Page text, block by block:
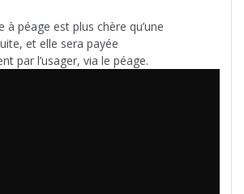
péage est plus chère qu’une
et elle sera payée
par l’usager, via le péage.